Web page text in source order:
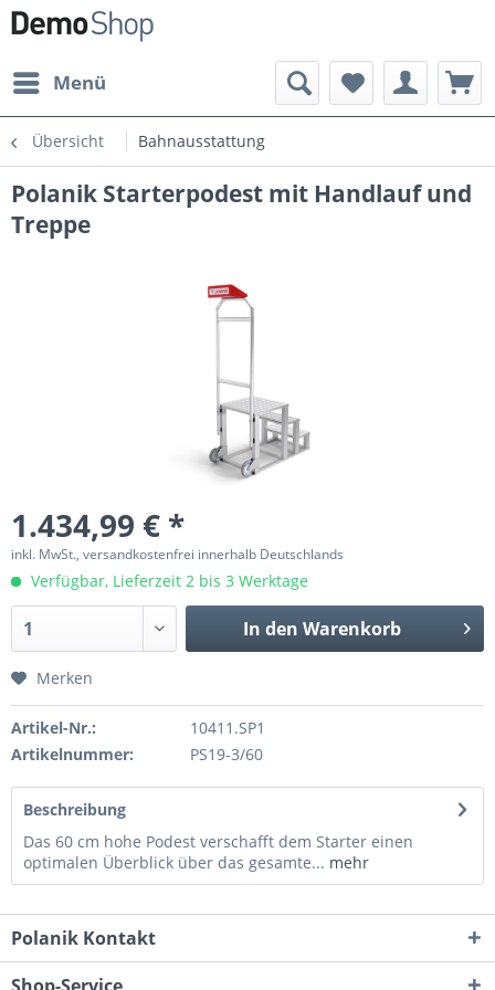
Menü
Übersicht Bahnausstattung
Polanik Starterpodest mit Handlauf und
Treppe
1.434,99 € *
inkl. MwSt., versandkostenfrei innerhalb Deutschlands
Verfügbar, Lieferzeit 2 bis 3 Werktage
In den Warenkorb
Merken
Artikel-Nr.:
10411.SP1
Artikelnummer:
PS19-3/60
Beschreibung
Das 60 cm hohe Podest verschafft dem Starter einen
optimalen Überblick über das gesamte... mehr
Polanik Kontakt